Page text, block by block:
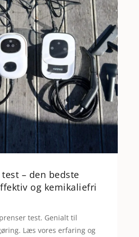
– den bedste
og kemikaliefri
test. Genialt til
Læs vores erfaring og